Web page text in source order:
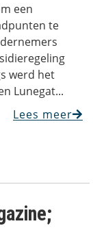
een
te
werd het
Lunegat...
Lees meer